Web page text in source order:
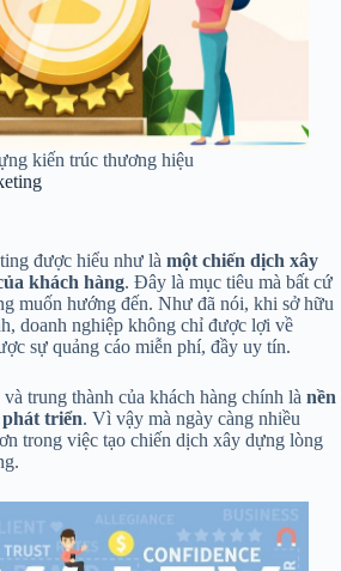
kiến trúc thương hiệu
được hiểu như là một chiến dịch xây
khách hàng. Đây là mục tiêu mà bất cứ
muốn hướng đến. Như đã nói, khi sở hữu
doanh nghiệp không chỉ được lợi về
sự quảng cáo miễn phí, đầy uy tín.
trung thành của khách hàng chính là nền
triển. Vì vậy mà ngày càng nhiều
trong việc tạo chiến dịch xây dựng lòng